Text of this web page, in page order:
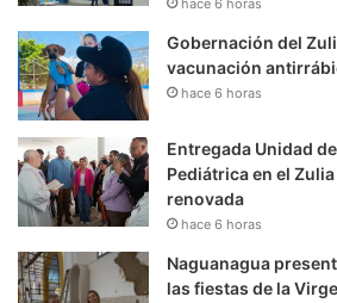
Gobernación del
vacunación
hace 6 horas
Entregada Unidad
Pediátrica en el
renovada
hace 6 horas
Naguanagua
las fiestas de la